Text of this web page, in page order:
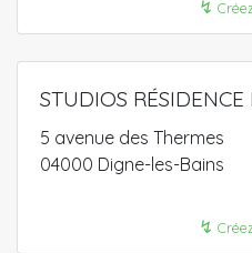
↯
STUDIOS RÉSIDENCE
5 avenue des Thermes
04000 Digne-les-Bains
↯